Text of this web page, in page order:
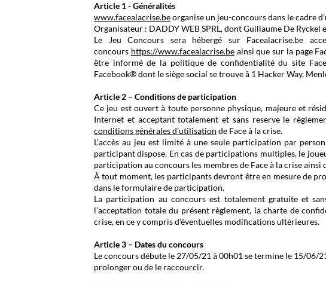
Article 1 - Généralités
www.facealacrise.beorganise un jeu-concours dans le cadre
Organisateur : DADDY WEB SPRL, dont Guillaume De Ryckel
Le Jeu Concours sera hébergé sur Facealacrise.be
concours https://www.facealacrise.beainsi que sur la page
être informé de la politique de confidentialité du site
Facebook® dont le siège social se trouve à 1 Hacker Way,
Article 2 – Conditions de participation
Ce jeu est ouvert à toute personne physique, majeure et
Internet et acceptant totalement et sans reserve le
conditions générales d'utilisation de Face à la crise.
L'accès au jeu est limité à une seule participation par
participant dispose. En cas de participations multiples, le
participation au concours les membres de Face à la crise ainsi
À tout moment, les participants devront être en mesure de
dans le formulaire de participation.
La participation au concours est totalement gratuite et
l’acceptation totale du présent règlement, la charte de
crise, en ce y compris d’éventuelles modifications ultérieures.
Article 3 – Dates du concours
Le concours débute le 27/05/21 à 00h01 se termine le 15/06/
prolonger ou de le raccourcir.